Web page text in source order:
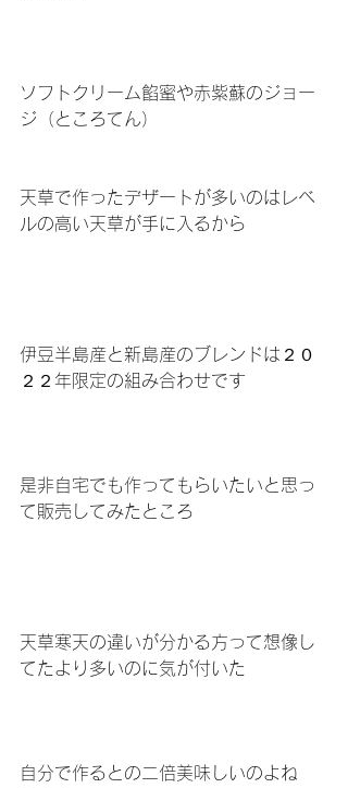
ソフトクリーム餡蜜や赤紫蘇のジョー
ジ（ところてん）
天草で作ったデザートが多いのはレベ
ルの高い天草が手に入るから
伊豆半島産と新島産のブレンドは２０
２２年限定の組み合わせです
是非自宅でも作ってもらいたいと思っ
て販売してみたところ
天草寒天の違いが分かる方って想像し
てたより多いのに気が付いた
自分で作るとの二倍美味しいのよね